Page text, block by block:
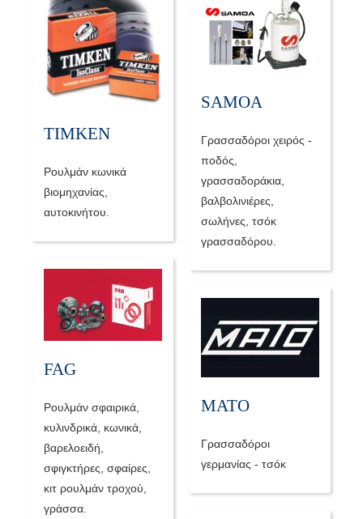
TIMKEN
Pουλμάν κωνικά
βιομηχανίας,
αυτοκινήτου.
FAG
Ρουλμάν σφαιρικά,
κυλινδρικά, κωνικά,
βαρελοειδή,
σφιγκτήρες, σφαίρες,
κιτ ρουλμάν τροχού,
γράσσα.
SAMOA
Γρασσαδόροι χειρός -
ποδός,
γρασσαδοράκια,
βαλβολινιέρες,
σωλήνες, τσόκ
γρασσαδόρου.
MATO
Γρασσαδόροι
γερμανίας - τσόκ